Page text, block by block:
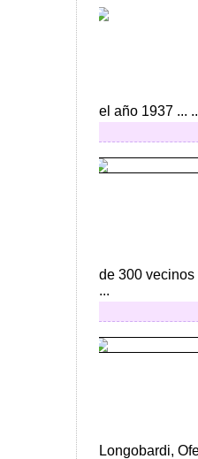
el año 1937 ...
de 300
...
Longobardi,